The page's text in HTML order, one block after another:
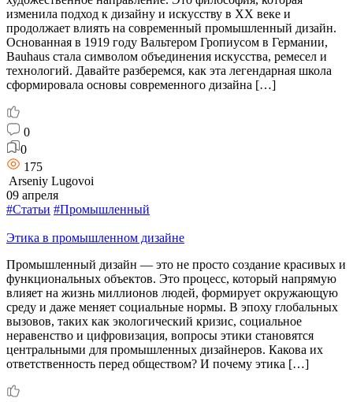
изменила подход к дизайну и искусству в XX веке и
продолжает влиять на современный промышленный дизайн.
Основанная в 1919 году Вальтером Гропиусом в Германии,
Bauhaus стала символом объединения искусства, ремесел и
технологий. Давайте разберемся, как эта легендарная школа
сформировала основы современного дизайна […]
0
0
175
Arseniy Lugovoi
09 апреля
#Статьи #Промышленный
Этика в промышленном дизайне
Промышленный дизайн — это не просто создание красивых и
функциональных объектов. Это процесс, который напрямую
влияет на жизнь миллионов людей, формирует окружающую
среду и даже меняет социальные нормы. В эпоху глобальных
вызовов, таких как экологический кризис, социальное
неравенство и цифровизация, вопросы этики становятся
центральными для промышленных дизайнеров. Какова их
ответственность перед обществом? И почему этика […]